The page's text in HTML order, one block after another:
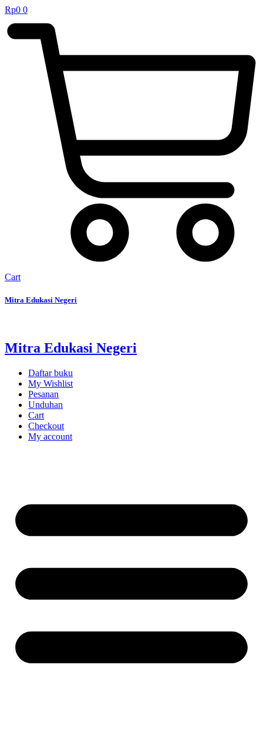
Rp0 0
Cart
Mitra Edukasi Negeri
Mitra Edukasi Negeri
Daftar buku
My Wishlist
Pesanan
Unduhan
Cart
Checkout
My account